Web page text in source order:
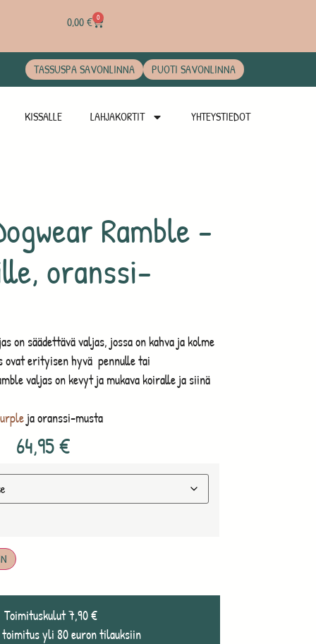
0,00€ 0
TASSUSPA SAVONLINNA PUOTI SAVONLINNA
KISSALLE LAHJAKORTIT YHTEYSTIEDOT
Ramble -
oranssi-
on säädettävä valjas, jossa on kahva ja kolme
erityisen hyvä pennulle tai
valjas on kevyt ja mukava koiralle ja siinä
ja oranssi-musta
64,95€
Toimituskulut 7,90 €
toimitus yli 80 euron tilauksiin